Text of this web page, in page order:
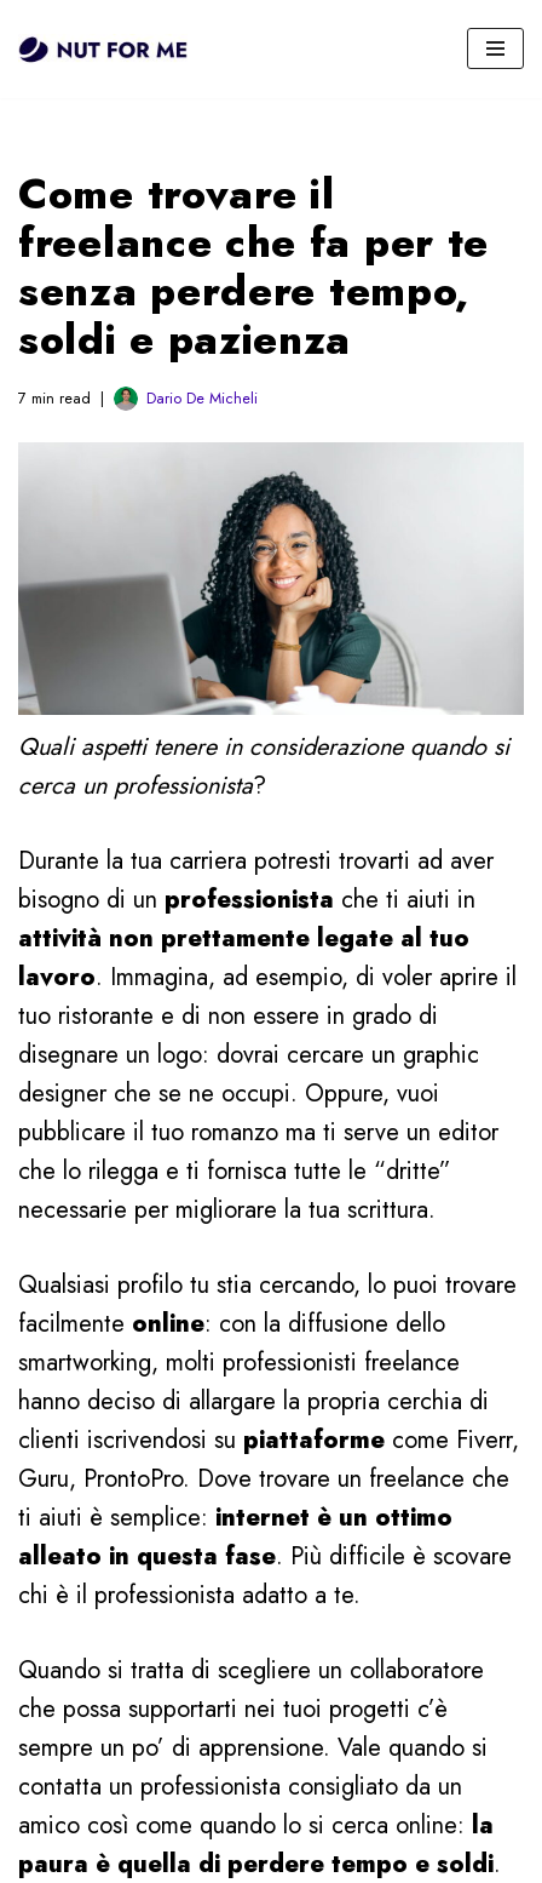
Vai
Come trovare il
freelance che fa per te
senza perdere tempo,
soldi e pazienza
7 min read Dario De Micheli
Quali aspetti tenere in considerazione quando si
cerca un professionista?
Durante la tua carriera potresti trovarti ad aver
bisogno di un professionista che ti aiuti in
attività non prettamente legate al tuo
lavoro. Immagina, ad esempio, di voler aprire il
tuo ristorante e di non essere in grado di
disegnare un logo: dovrai cercare un graphic
designer che se ne occupi. Oppure, vuoi
pubblicare il tuo romanzo ma ti serve un editor
che lo rilegga e ti fornisca tutte le “dritte”
necessarie per migliorare la tua scrittura.
Qualsiasi profilo tu stia cercando, lo puoi trovare
facilmente online: con la diffusione dello
smartworking, molti professionisti freelance
hanno deciso di allargare la propria cerchia di
clienti iscrivendosi su piattaforme come Fiverr,
Guru, ProntoPro. Dove trovare un freelance che
ti aiuti è semplice: internet è un ottimo
alleato in questa fase. Più difficile è scovare
chi è il professionista adatto a te.
Quando si tratta di scegliere un collaboratore
che possa supportarti nei tuoi progetti c’è
sempre un po’ di apprensione. Vale quando si
contatta un professionista consigliato da un
amico così come quando lo si cerca online: la
paura è quella di perdere tempo e soldi.